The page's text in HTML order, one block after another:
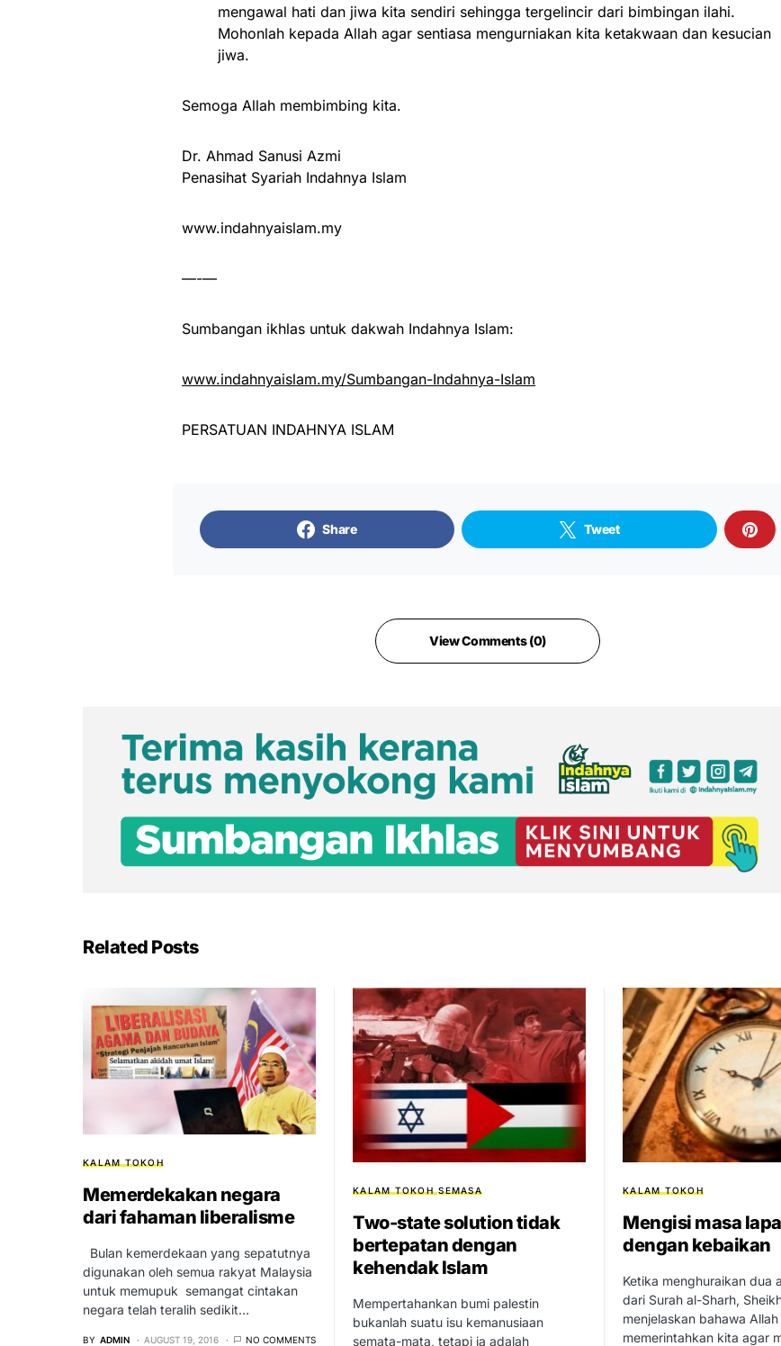
mengawal hati dan jiwa kita sendiri sehingga tergelincir dari bimbingan ilahi.
Mohonlah kepada Allah agar sentiasa mengurniakan kita ketakwaan dan kesucian
jiwa.
Semoga Allah membimbing kita.
Dr. Ahmad Sanusi Azmi
Penasihat Syariah Indahnya Islam
www.indahnyaislam.my
—-—
Sumbangan ikhlas untuk dakwah Indahnya Islam:
www.indahnyaislam.my/Sumbangan-Indahnya-Islam
PERSATUAN INDAHNYA ISLAM
Share Tweet
View Comments (0)
Related Posts
KALAM TOKOH
Memerdekakan negara
dari fahaman liberalisme
Bulan kemerdekaan yang sepatutnya
digunakan oleh semua rakyat Malaysia
untuk memupuk semangat cintakan
negara telah teralih sedikit…
BY ADMIN AUGUST 19, 2016 NO COMMENTS
KALAM TOKOH SEMASA
Two-state solution tidak
bertepatan dengan
kehendak Islam
Mempertahankan bumi palestin
bukanlah suatu isu kemanusiaan
semata-mata, tetapi ia adalah
KALAM TOKOH
Mengisi masa
dengan kebaikan
Ketika menghuraikan dua
dari Surah al-Sharh,
menjelaskan bahawa Allah
memerintahkan kita agar